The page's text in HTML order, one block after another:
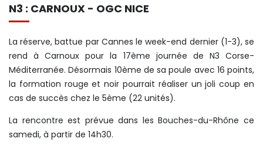
N3 : CARNOUX - OGC NICE
La réserve, battue par Cannes le week-end dernier (1-3), se
rend à Carnoux pour la 17ème journée de N3 Corse-
Méditerranée. Désormais 10ème de sa poule avec 16 points,
la formation rouge et noir pourrait réaliser un joli coup en
cas de succès chez le 5ème (22 unités).
La rencontre est prévue dans les Bouches-du-Rhône ce
samedi, à partir de 14h30.